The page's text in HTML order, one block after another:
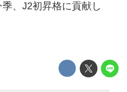
、J2初昇格に貢献し